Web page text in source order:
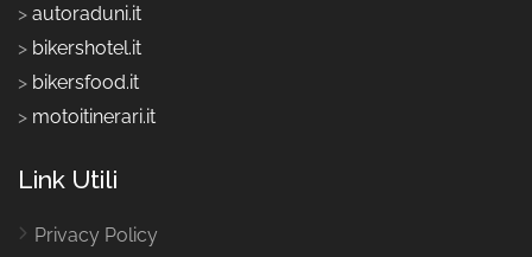
> autoraduni.it
> bikershotel.it
> bikersfood.it
> motoitinerari.it
Link Utili
Privacy Policy